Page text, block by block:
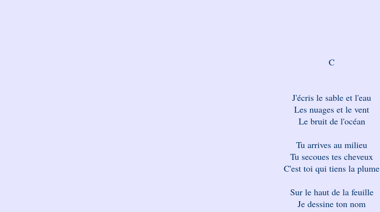
C
J'écris le sable et l'eau
Les nuages et le vent
Le bruit de l'océan
Tu arrives au milieu
Tu secoues tes cheveux
C'est toi qui tiens la plume
Sur le haut de la feuille
Je dessine ton nom